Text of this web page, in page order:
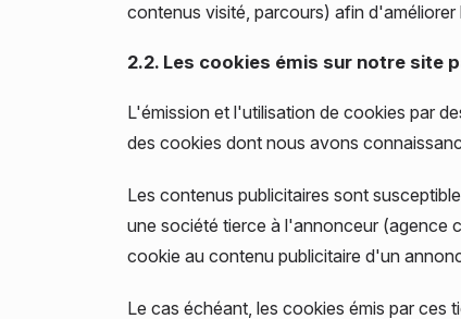
contenus visité, parcours) afin
2.2. Les cookies émis sur notre site
L'émission et l'utilisation de cookies par
des cookies dont nous avons
Les contenus publicitaires sont
une société tierce à l'annonceur (agence
cookie au contenu publicitaire d'un
Le cas échéant, les cookies émis par ces